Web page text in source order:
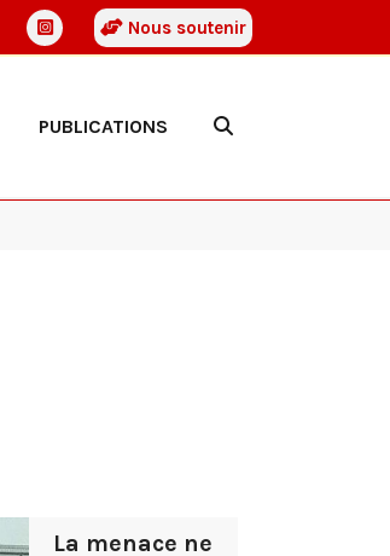
Nous soutenir
PUBLICATIONS
La menace ne